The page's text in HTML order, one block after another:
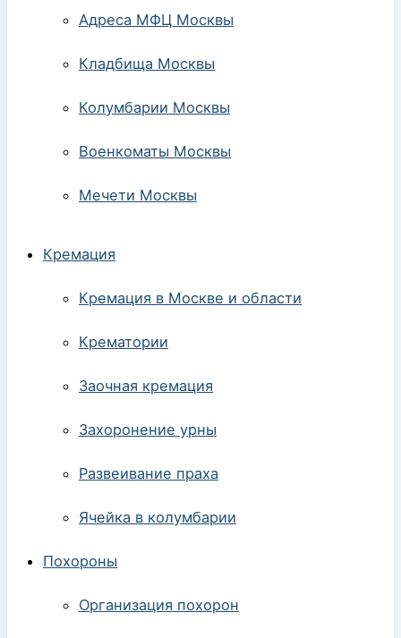
Адреса МФЦ Москвы
Кладбища Москвы
Колумбарии Москвы
Военкоматы Москвы
Мечети Москвы
Кремация
Кремация в Москве и области
Крематории
Заочная кремация
Захоронение урны
Развеивание праха
Ячейка в колумбарии
Похороны
Организация похорон